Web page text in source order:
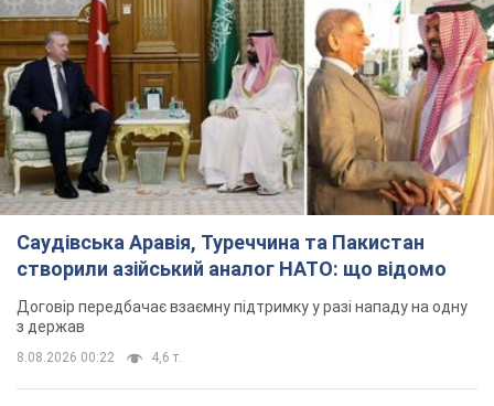
Саудівська Аравія, Туреччина та Пакистан
створили азійський аналог НАТО: що відомо
Договір передбачає взаємну підтримку у разі нападу на одну
з держав
8.08.2026 00:22 4,6 т.